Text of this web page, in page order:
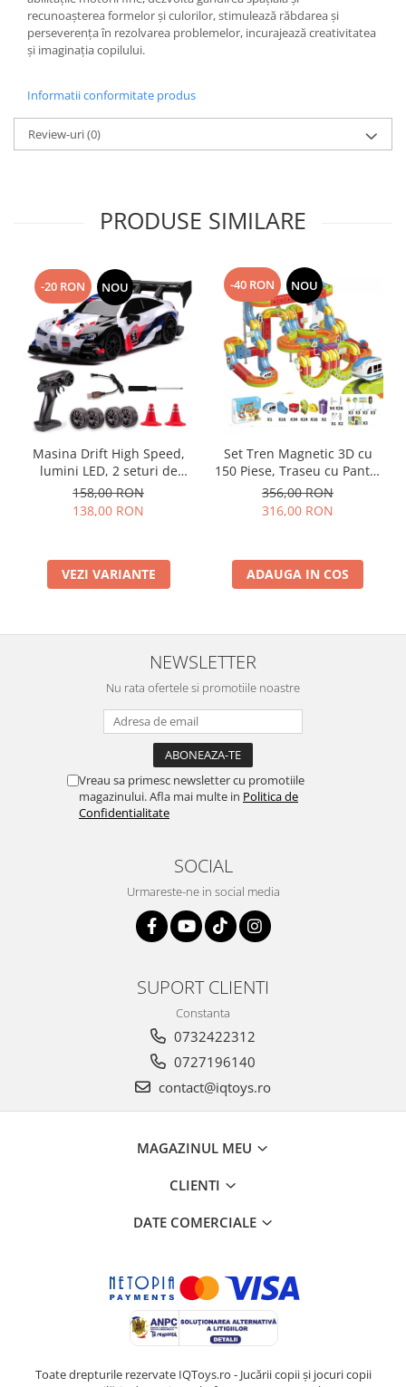
recunoașterea formelor și culorilor, stimulează răbdarea și
perseverența în rezolvarea problemelor, incurajează creativitatea
și imaginația copilului.
Informatii conformitate produs
Review-uri(0)
PRODUSE SIMILARE
-20 RON NOU
Masina Drift High Speed,
lumini LED, 2 seturi de
Anvelope, pentru Copii +8
ani si Adulti , acumulator
158,00 RON
138,00 RON
VEZI VARIANTE
-40 RON NOU
Set Tren Magnetic 3D cu
150 Piese, Traseu cu Pante,
Buclă, Poduri și Cuburi
Colorate, Jucarie Educativa,
356,00 RON
316,00 RON
ADAUGA IN COS
NEWSLETTER
Nu rata ofertele si promotiile noastre
Vreau sa primesc newsletter cu promotiile
magazinului. Afla mai multe in Politica de
Confidentialitate
SOCIAL
Urmareste-ne in social media
SUPORT CLIENTI
Constanta
0732422312
0727196140
contact@iqtoys.ro
MAGAZINUL MEU
CLIENTI
DATE COMERCIALE
Toate drepturile rezervate IQToys.ro - Jucării copii și jocuri copii